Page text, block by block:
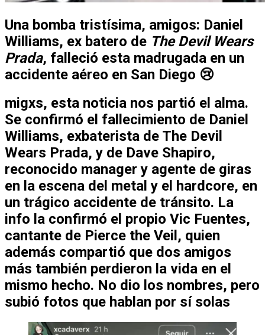
Una bomba tristísima, amigos: Daniel
Williams, ex batero de The Devil Wears
Prada, falleció esta madrugada en un
accidente aéreo en San Diego 😢
migxs, esta noticia nos partió el alma.
Se confirmó el fallecimiento de Daniel
Williams, exbaterista de The Devil
Wears Prada, y de Dave Shapiro,
reconocido manager y agente de giras
en la escena del metal y el hardcore, en
un trágico accidente de tránsito. La
info la confirmó el propio Vic Fuentes,
cantante de Pierce the Veil, quien
además compartió que dos amigos
más también perdieron la vida en el
mismo hecho. No dio los nombres, pero
subió fotos que hablan por sí solas